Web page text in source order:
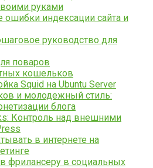
руками
ошибки индексации сайта и
руководство для
поваров
кошельков
Squid на Ubuntu Server
и молодежный стиль:
блога
Контроль над внешними
в интернете на
фрилансеру в социальных